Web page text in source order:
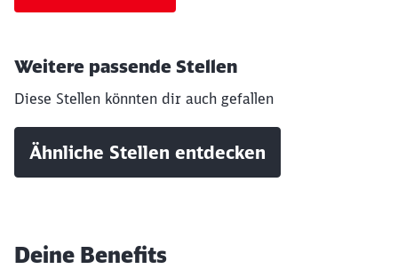
Weitere passende Stellen
Diese Stellen könnten dir auch gefallen
Ähnliche Stellen entdecken
Deine Benefits